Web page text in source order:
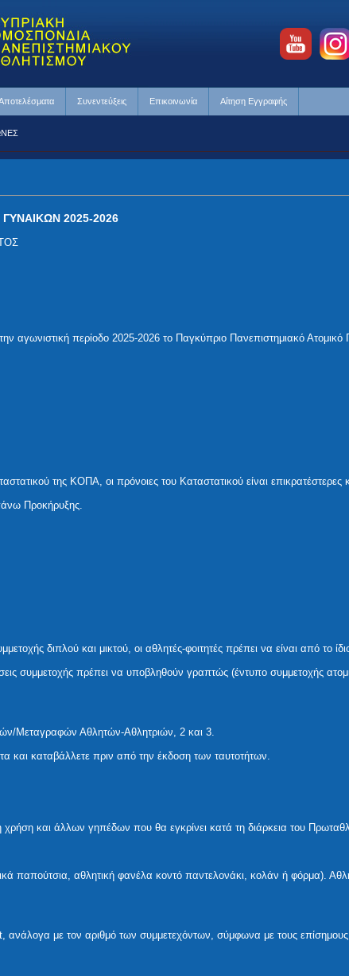
Συνεντεύξεις Επικοινωνία Αίτηση Εγγραφής
2025-2026
περίοδο 2025-2026 το Παγκύπριο Πανεπιστημιακό Ατομικό
της ΚΟΠΑ, οι πρόνοιες του Καταστατικού είναι επικρατέστερες
Προκήρυξης.
διπλού και μικτού, οι αθλητές-φοιτητές πρέπει να είναι από το
συμμετοχής πρέπει να υποβληθούν γραπτώς (έντυπο συμμετοχής
Μεταγραφών Αθλητών-Αθλητριών, 2 και 3.
και καταβάλλετε πριν από την έκδοση των ταυτοτήτων.
και άλλων γηπέδων που θα εγκρίνει κατά τη διάρκεια του
παπούτσια, αθλητική φανέλα κοντό παντελονάκι, κολάν ή φόρμα).
με τον αριθμό των συμμετεχόντων, σύμφωνα με τους